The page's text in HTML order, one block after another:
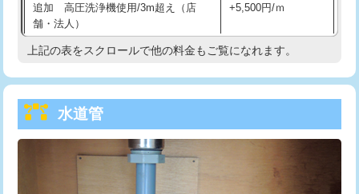
給水管工事※（塩ビ管（VP・HI）使
用/3ｍまで)
33,000円
給水管工事※（塩ビ管（VP・HI）使
+8,800円
給水管工事※（ライニング鋼管・銅
管・ポリ管・HT管使用/3ｍまで)
給水管工事※（ライニング鋼管・銅
管・ポリ管・HT管使用/3ｍ超え)
追加 高圧洗浄機使用/3m超え（店
舗・法人）
+5,500円/ｍ
高度高圧洗浄換 現地調査
トーラー機使用/3mまで
追加トーラー機使用/3m超え
33,000円
上記の表をスクロールで他の料金もご覧になれます。
水道管